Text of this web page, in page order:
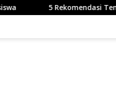
5 Rekomendasi